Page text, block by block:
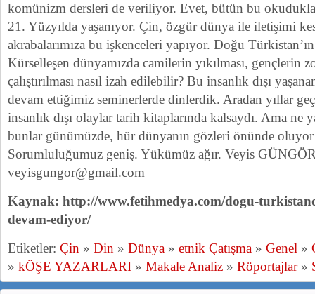
komünizm dersleri de veriliyor. Evet, bütün bu
21. Yüzyılda yaşanıyor. Çin, özgür dünya ile iletişimi
akrabalarımıza bu işkenceleri yapıyor. Doğu
Kürselleşen dünyamızda camilerin yıkılması, gençlerin
çalıştırılması nasıl izah edilebilir? Bu insanlık dışı
devam ettiğimiz seminerlerde dinlerdik. Aradan yıllar
insanlık dışı olaylar tarih kitaplarında kalsaydı. Ama ne
bunlar günümüzde, hür dünyanın gözleri önünde
Sorumluluğumuz geniş. Yükümüz ağır. Veyis
veyisgungor@gmail.com
Kaynak: http://www.fetihmedya.com/dogu-
devam-ediyor/
Etiketler: Çin » Din » Dünya » etnik Çatışma » Genel »
» kÖŞE YAZARLARI » Makale Analiz » Röportajlar»